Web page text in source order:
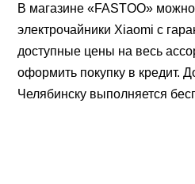
В магазине «FASTOO»
электрочайники Xiaomi с
доступные цены на весь
оформить покупку в кредит.
Челябинску выполняется